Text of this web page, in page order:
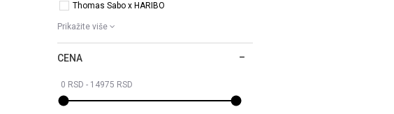
Thomas Sabo x HARIBO
Prikažite više
CENA